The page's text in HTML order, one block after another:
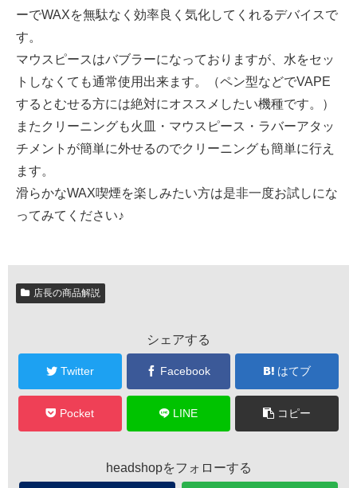
ーでWAXを無駄なく効率良く気化してくれるデバイスで
す。
マウスピースはバブラーになっておりますが、水をセッ
トしなくても通常使用出来ます。（ペン型などでVAPE
するとむせる方には絶対にオススメしたい機種です。）
またクリーニングも火皿・マウスピース・ラバーアタッ
チメントが簡単に外せるのでクリーニングも簡単に行え
ます。
滑らかなWAX喫煙を楽しみたい方は是非一度お試しにな
ってみてください♪
店長の商品解説
シェアする
Twitter Facebook はてブ
Pocket LINE コピー
headshopをフォローする